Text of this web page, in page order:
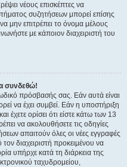
νέους επισκέπτες να
συζητήσεων μπορεί επίσης
μην επιτρέπει το όνομα μέλους
με κάποιον διαχειριστή του
συνδεθώ!
πρόσβασής σας. Εάν αυτά είναι
να έχει συμβεί. Εάν η υποστήριξη
έχετε ορίσει ότι είστε κάτω των 13
να ακολουθήσετε τις οδηγίες
απαιτούν όλες οι νέες εγγραφές
διαχειριστή προκειμένου να
υπήρχε κατά τη διάρκεια της
ταχυδρομείου,